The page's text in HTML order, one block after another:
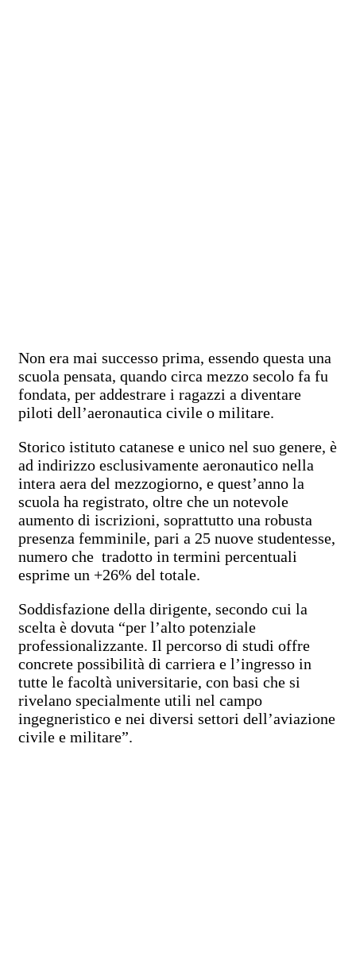
Non era mai successo prima, essendo questa una
scuola pensata, quando circa mezzo secolo fa fu
fondata, per addestrare i ragazzi a diventare
piloti dell’aeronautica civile o militare.
Storico istituto catanese e unico nel suo genere, è
ad indirizzo esclusivamente aeronautico nella
intera aera del mezzogiorno, e quest’anno la
scuola ha registrato, oltre che un notevole
aumento di iscrizioni, soprattutto una robusta
presenza femminile, pari a 25 nuove studentesse,
numero che tradotto in termini percentuali
esprime un +26% del totale.
Soddisfazione della dirigente, secondo cui la
scelta è dovuta “per l’alto potenziale
professionalizzante. Il percorso di studi offre
concrete possibilità di carriera e l’ingresso in
tutte le facoltà universitarie, con basi che si
rivelano specialmente utili nel campo
ingegneristico e nei diversi settori dell’aviazione
civile e militare”.